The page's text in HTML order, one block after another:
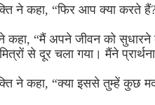
ने कहा, “फिर आप क्या करते
कहा, “मैं अपने जीवन को सुधारने
से दूर चला गया। मैंने
ने कहा, “क्या इससे तुम्हें कुछ